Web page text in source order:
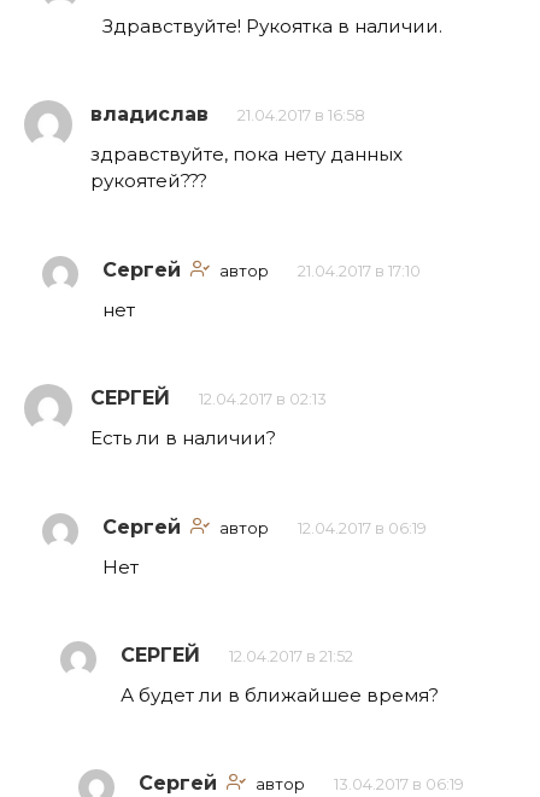
Здравствуйте! Рукоятка в наличии.
владислав 21.04.2017 в 16:58
здравствуйте, пока нету данных
рукоятей???
Сергей автор 21.04.2017 в 17:10
нет
СЕРГЕЙ 12.04.2017 в 02:13
Есть ли в наличии?
Сергей автор 12.04.2017 в 06:19
Нет
СЕРГЕЙ 12.04.2017 в 21:52
А будет ли в ближайшее время?
Сергей автор 13.04.2017 в 06:19